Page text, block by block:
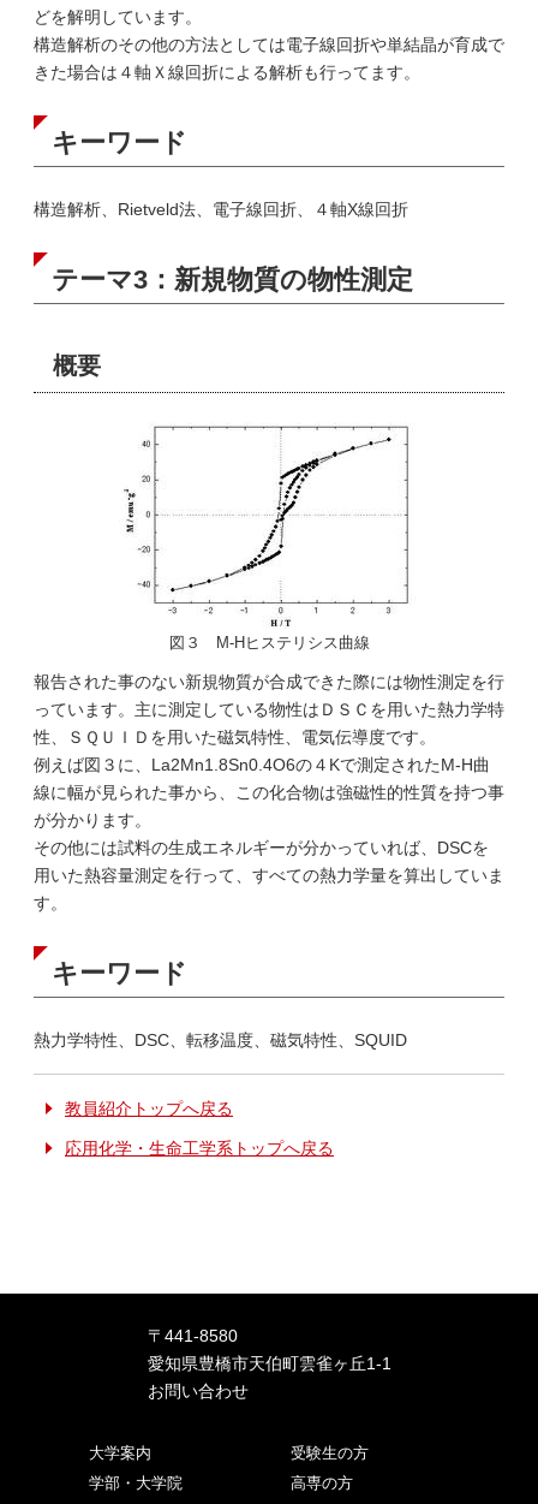
どを解明しています。
構造解析のその他の方法としては電子線回折や単結晶が育成で
きた場合は４軸Ｘ線回折による解析も行ってます。
キーワード
構造解析、Rietveld法、電子線回折、４軸X線回折
テーマ3：新規物質の物性測定
概要
図３ M-Hヒステリシス曲線
報告された事のない新規物質が合成できた際には物性測定を行
っています。主に測定している物性はＤＳＣを用いた熱力学特
性、ＳＱＵＩＤを用いた磁気特性、電気伝導度です。
例えば図３に、La2Mn1.8Sn0.4O6の４Kで測定されたM-H曲
線に幅が見られた事から、この化合物は強磁性的性質を持つ事
が分かります。
その他には試料の生成エネルギーが分かっていれば、DSCを
用いた熱容量測定を行って、すべての熱力学量を算出していま
す。
キーワード
熱力学特性、DSC、転移温度、磁気特性、SQUID
教員紹介トップへ戻る
応用化学・生命工学系トップへ戻る
〒441-8580
愛知県豊橋市天伯町雲雀ヶ丘1-1
お問い合わせ
大学案内
学部・大学院
受験生の方
高専の方